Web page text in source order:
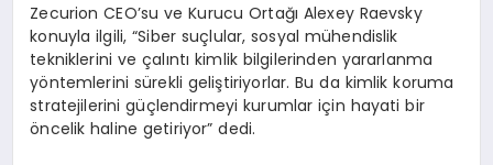
Zecurion CEO’su ve Kurucu Ortağı Alexey Raevsky
konuyla ilgili, “Siber suçlular, sosyal mühendislik
tekniklerini ve çalıntı kimlik bilgilerinden yararlanma
yöntemlerini sürekli geliştiriyorlar. Bu da kimlik koruma
stratejilerini güçlendirmeyi kurumlar için hayati bir
öncelik haline getiriyor” dedi.